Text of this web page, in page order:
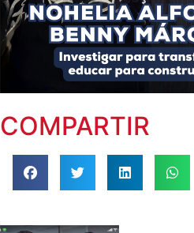
COMPARTIR